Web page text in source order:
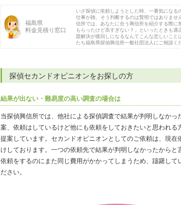
福島県
料金見積り窓口
いざ探偵に依頼しようとした時、一番気にな
仕事が雑、そう判断するのは賢明ではありま
信所では、あなたに合う興信所を紹介する際
もらったけど高すぎない？」といったときも
題解決が後回しになるなんてこんな悲しいこ
たち福島県探偵興信所一般社団法人にご相談く
探偵セカンドオピニオンをお探しの方
結果が出ない・難易度の高い調査の場合は
当探偵興信所では、他社による探偵調査で結果が判明しなか
案、依頼はしているけど他にも依頼をしておきたいと思われ
提案しています。セカンドオピニオンとしてのご依頼は、現
けしております。一つの依頼先で結果が判明しなかったから
依頼をするのにまた同じ費用がかかってしまうため、躊躇して
ださい。